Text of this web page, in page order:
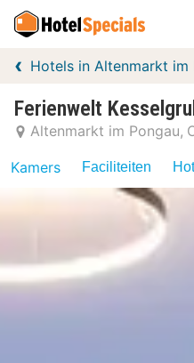
Hotels in Altenmarkt im
Ferienwelt
Altenmarkt im Pongau
Kamers Faciliteiten